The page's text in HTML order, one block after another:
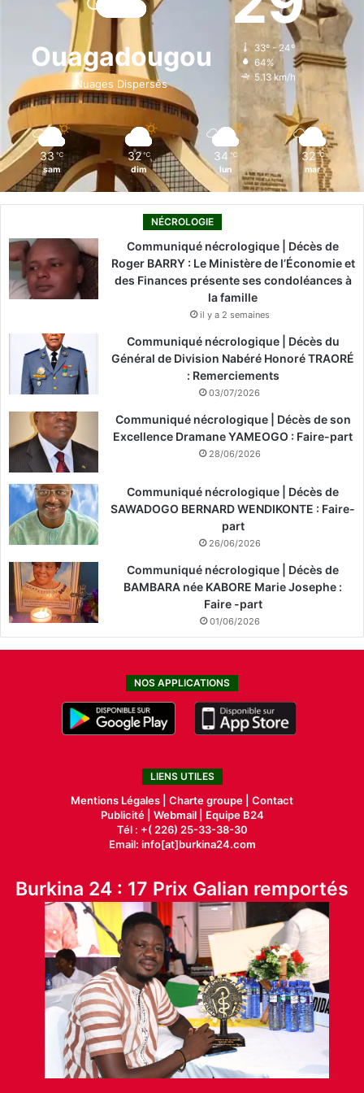
b
o
k
i
n
a
g
r
o
k
Ouagadougou
Nuages Dispersés
33º - 24º
64%
5.13 km/h
33 ℃
sam
32 ℃
dim
34 ℃
lun
32 ℃
mar
NÉCROLOGIE
Communiqué nécrologique | Décès de
Roger BARRY : Le Ministère de l’Économie et
des Finances présente ses condoléances à
la famille
il y a 2 semaines
Communiqué nécrologique | Décès du
Général de Division Nabéré Honoré TRAORÉ
: Remerciements
03/07/2026
Communiqué nécrologique | Décès de son
Excellence Dramane YAMEOGO : Faire-part
28/06/2026
Communiqué nécrologique | Décès de
SAWADOGO BERNARD WENDIKONTE : Faire-
part
26/06/2026
Communiqué nécrologique | Décès de
BAMBARA née KABORE Marie Josephe :
Faire -part
01/06/2026
NOS APPLICATIONS
LIENS UTILES
Mentions Légales | Charte groupe | Contact
Publicité| Webmail |
Equipe B24
Tél : +( 226) 25-33-38-30
Email: info[at]burkina24.com
Burkina 24 : 17 Prix Galian remportés